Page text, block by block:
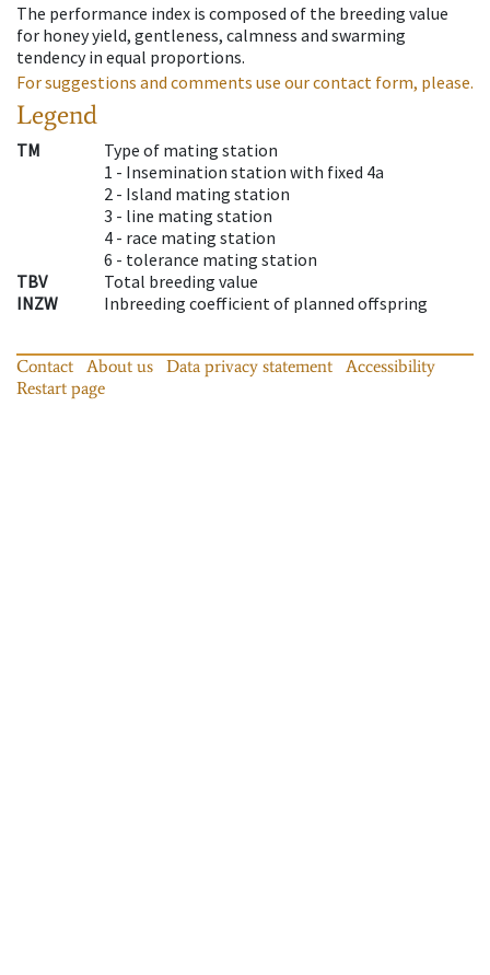
The performance index is composed of the breeding value
for honey yield, gentleness, calmness and swarming
tendency in equal proportions.
For suggestions and comments use our contact form, please.
Legend
TM
Type of mating station
1 - Insemination station with fixed 4a
2 - Island mating station
3 - line mating station
4 - race mating station
6 - tolerance mating station
TBV
Total breeding value
INZW
Inbreeding coefficient of planned offspring
Contact About us Data privacy statement
Accessibility
Restart page